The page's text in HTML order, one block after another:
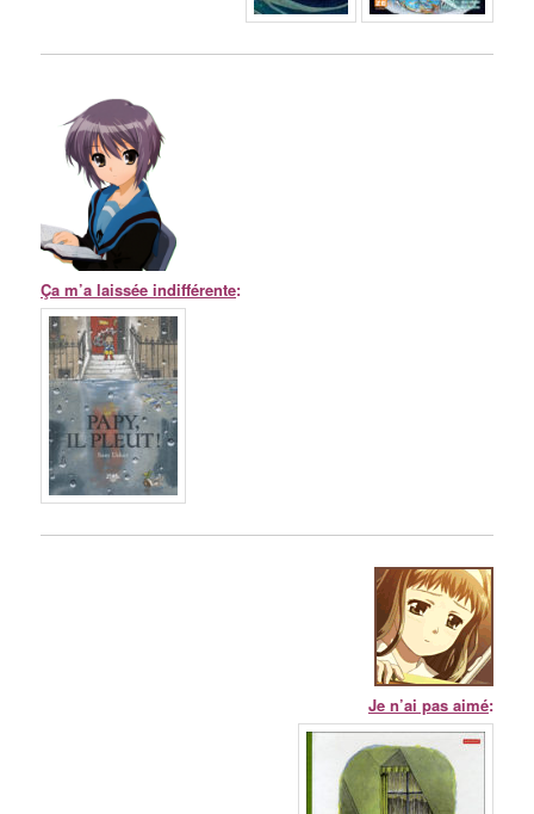
Ça m’a laissée indifférente:
Je n’ai pas aimé: